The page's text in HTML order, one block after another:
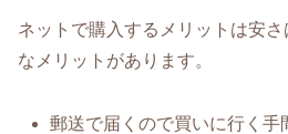
ネットで購入するメリットは安
なメリットがあります。
郵送で届くので買いに行く手